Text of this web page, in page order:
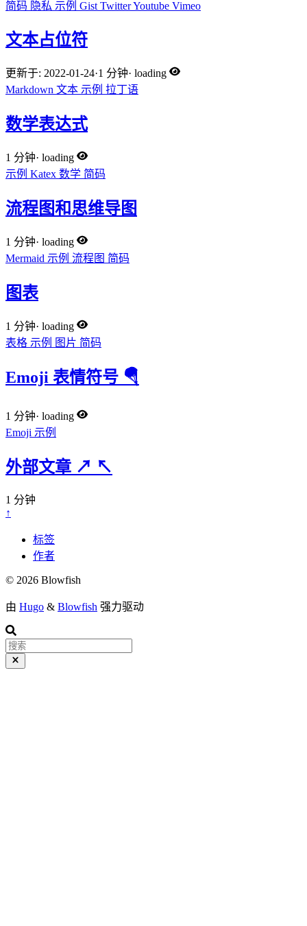
简码 隐私 示例 Gist TwitterYoutube Vimeo
文本占位符
更新于: 2022-01-24·1 分钟· loading
Markdown 文本 示例 拉丁语
数学表达式
1 分钟· loading
示例 Katex 数学 简码
流程图和思维导图
1 分钟· loading
Mermaid 示例 流程图 简码
图表
1 分钟· loading
表格 示例 图片 简码
Emoji 表情符号 🪂
1 分钟· loading
Emoji 示例
外部文章 ↗ ↖
1 分钟
↑
标签
作者
© 2026 Blowfish
由 Hugo & Blowfish 强力驱动